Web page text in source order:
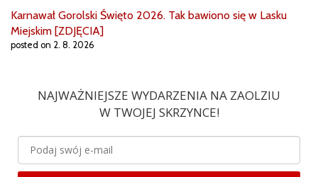
Karnawał Gorolski Święto 2026. Tak bawiono się w Lasku
Miejskim [ZDJĘCIA]
posted on 2. 8. 2026
NAJWAŻNIEJSZE WYDARZENIA NA ZAOLZIU
W TWOJEJ SKRZYNCE!